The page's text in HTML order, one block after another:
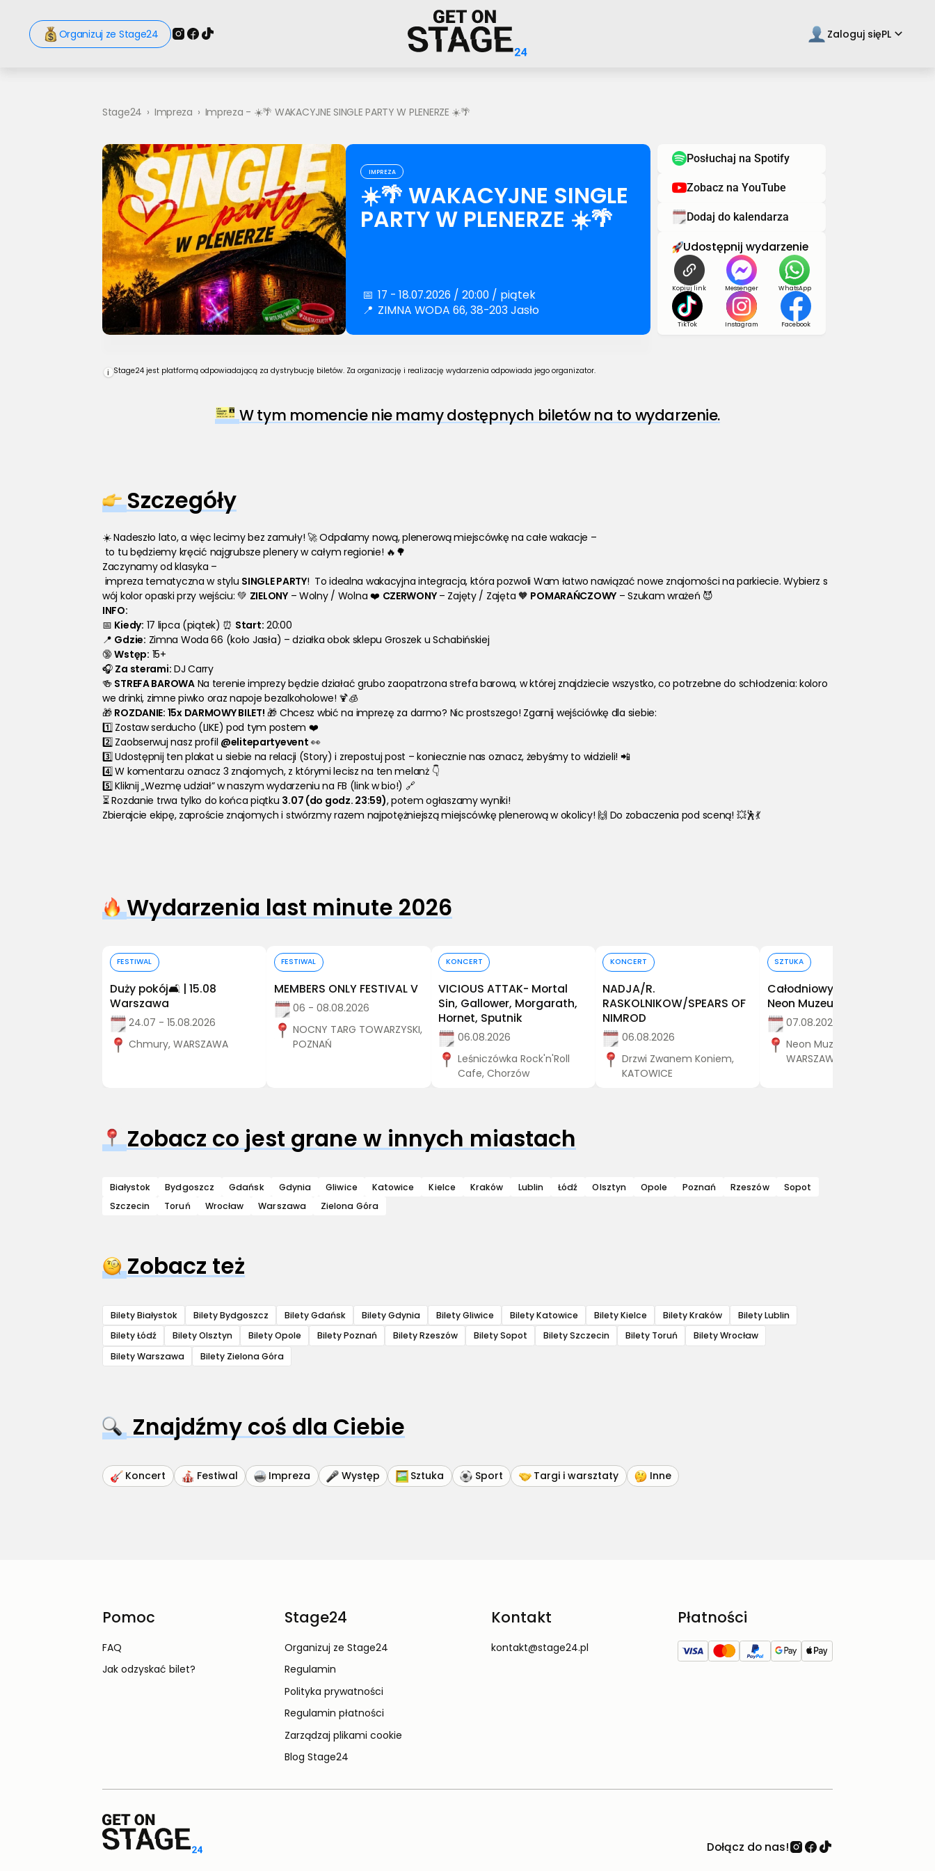
Organizuj ze Stage24 Zaloguj sięPL keyboard_arrow_down
Stage24 › Impreza › Impreza - ☀️🌴 WAKACYJNE SINGLE PARTY W PLENERZE ☀️🌴
IMPREZA
☀️🌴 WAKACYJNE SINGLE
PARTY W PLENERZE ☀️🌴
📅 17 - 18.07.2026 / 20:00 / piątek
📍 ZIMNA WODA 66, 38-203 Jasło
Posłuchaj na Spotify
Zobacz na YouTube
Dodaj do kalendarza
Udostępnij wydarzenie
Kopiuj link Messenger WhatsApp
TikTok Instagram Facebook
i Stage24 jest platformą odpowiadającą za dystrybucję biletów. Za organizację i realizację wydarzenia odpowiada jego organizator.
W tym momencie nie mamy dostępnych biletów na to wydarzenie.
Szczegóły
☀️ Nadeszło lato, a więc lecimy bez zamuły! 🚀 Odpalamy nową, plenerową miejscówkę na całe wakacje –
to tu będziemy kręcić najgrubsze plenery w całym regionie! 🔥🌳
Zaczynamy od klasyka –
impreza tematyczna w stylu SINGLE PARTY!  To idealna wakacyjna integracja, która pozwoli Wam łatwo nawiązać nowe znajomości na parkiecie. Wybierz s
wój kolor opaski przy wejściu: 💚 ZIELONY – Wolny / Wolna ❤️ CZERWONY – Zajęty / Zajęta 🧡 POMARAŃCZOWY – Szukam wrażeń 😈
INFO:
📅 Kiedy: 17 lipca (piątek) ⏰ Start: 20:00
📍 Gdzie: Zimna Woda 66 (koło Jasła) – działka obok sklepu Groszek u Schabińskiej
🔞 Wstęp: 15+
🎧 Za sterami: DJ Carry
🍻 STREFA BAROWA Na terenie imprezy będzie działać grubo zaopatrzona strefa barowa, w której znajdziecie wszystko, co potrzebne do schłodzenia: koloro
we drinki, zimne piwko oraz napoje bezalkoholowe! 🍹🧊
🎁 ROZDANIE: 15x DARMOWY BILET! 🎁 Chcesz wbić na imprezę za darmo? Nic prostszego! Zgarnij wejściówkę dla siebie:
1️⃣ Zostaw serducho (LIKE) pod tym postem ❤️
2️⃣ Zaobserwuj nasz profil @elitepartyevent 👀
3️⃣ Udostępnij ten plakat u siebie na relacji (Story) i zrepostuj post – koniecznie nas oznacz, żebyśmy to widzieli! 📲
4️⃣ W komentarzu oznacz 3 znajomych, z którymi lecisz na ten melanż 👇
5️⃣ Kliknij „Wezmę udział” w naszym wydarzeniu na FB (link w bio!) 🔗
⏳ Rozdanie trwa tylko do końca piątku 3.07 (do godz. 23:59), potem ogłaszamy wyniki!
Zbierajcie ekipę, zaproście znajomych i stwórzmy razem najpotężniejszą miejscówkę plenerową w okolicy! 🙌 Do zobaczenia pod sceną! 💥🕺💃
Wydarzenia last minute 2026
FESTIWAL
Duży pokój🛋️ | 15.08
Warszawa
24.07 - 15.08.2026
Chmury, WARSZAWA
FESTIWAL
MEMBERS ONLY FESTIVAL V
06 - 08.08.2026
NOCNY TARG TOWARZYSKI,
POZNAŃ
KONCERT
VICIOUS ATTAK- Mortal
Sin, Gallower, Morgarath,
Hornet, Sputnik
06.08.2026
Leśniczówka Rock'n'Roll
Cafe, Chorzów
KONCERT
NADJA/R.
RASKOLNIKOW/SPEARS OF
NIMROD
06.08.2026
Drzwi Zwanem Koniem,
KATOWICE
SZTUKA
Całodniowy Bilet Wstępu -
Neon Muzeum 7.08.2026
07.08.2026
Neon Muzeum ,
WARSZAWA
Zobacz co jest grane w innych miastach
Białystok Bydgoszcz Gdańsk Gdynia Gliwice Katowice Kielce Kraków Lublin Łódź Olsztyn Opole Poznań Rzeszów
Sopot
Szczecin
Toruń Wrocław Warszawa Zielona Góra
Zobacz też
Bilety Białystok Bilety Bydgoszcz Bilety Gdańsk Bilety Gdynia Bilety Gliwice Bilety Katowice Bilety Kielce Bilety Kraków
Bilety Lublin
Bilety Łódź
Bilety Olsztyn Bilety Opole Bilety Poznań Bilety Rzeszów Bilety Sopot Bilety Szczecin Bilety Toruń
Bilety Wrocław
Bilety Warszawa
Bilety Zielona Góra
Znajdźmy coś dla Ciebie
Koncert Festiwal Impreza Występ Sztuka Sport Targi i warsztaty Inne
Pomoc
FAQ
Jak odzyskać bilet?
Stage24
Organizuj ze Stage24
Regulamin
Polityka prywatności
Regulamin płatności
Zarządzaj plikami cookie
Blog Stage24
Kontakt
kontakt@stage24.pl
Płatności
Dołącz do nas!